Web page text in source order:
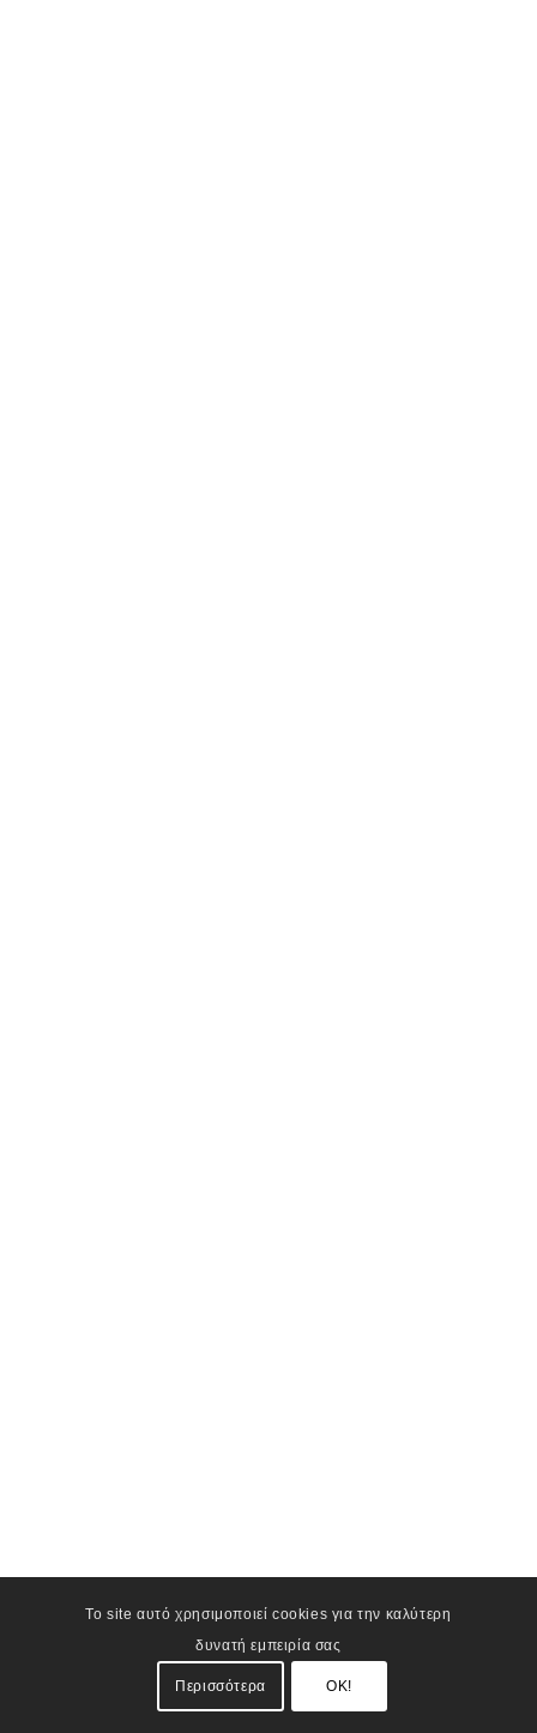
Το site αυτό χρησιμοποιεί cookies για την καλύτερη
δυνατή εμπειρία σας
Περισσότερα OK!